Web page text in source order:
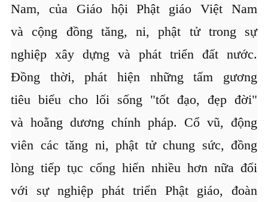
Nam, của Giáo hội Phật giáo Việt Nam
và cộng đồng tăng, ni, phật tử trong sự
nghiệp xây dựng và phát triển đất nước.
Đồng thời, phát hiện những tấm gương
tiêu biểu cho lối sống "tốt đạo, đẹp đời"
và hoằng dương chính pháp. Cổ vũ, động
viên các tăng ni, phật tử chung sức, đồng
lòng tiếp tục cống hiến nhiều hơn nữa đối
với sự nghiệp phát triển Phật giáo, đoàn